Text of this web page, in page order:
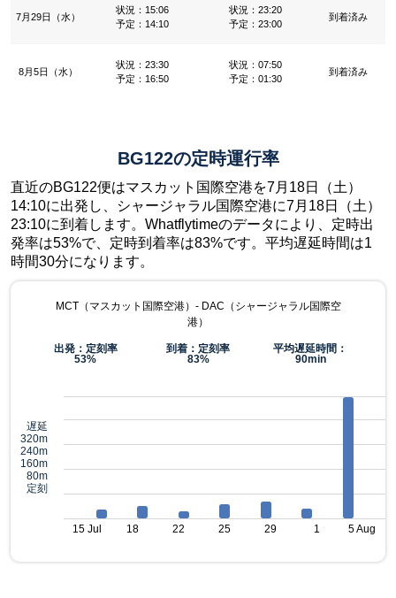
7月29日（水）
状況：15:06
予定：14:10
状況：23:20
予定：23:00
到着済み
8月5日（水）
状況：23:30
予定：16:50
状況：07:50
予定：01:30
到着済み
BG122の定時運行率
直近のBG122便はマスカット国際空港を7月18日（土）
14:10に出発し、シャージャラル国際空港に7月18日（土）
23:10に到着します。Whatflytimeのデータにより、定時出
発率は53%で、定時到着率は83%です。平均遅延時間は1
時間30分になります。
MCT（マスカット国際空港）- DAC（シャージャラル国際空
港）
出発：定刻率
53%
到着：定刻率
83%
平均遅延時間：
90min
遅延
320m
240m
160m
80m
定刻
15 Jul 18 22 25 29 1 5 Aug